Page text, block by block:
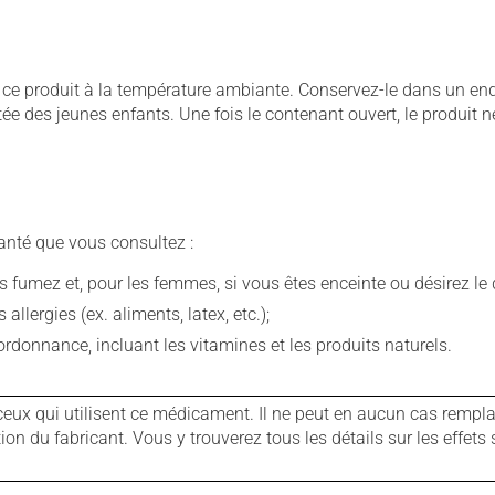
produit à la température ambiante. Conservez-le dans un
des jeunes enfants. Une fois le contenant ouvert, le produit
que vous consultez :
et, pour les femmes, si vous êtes enceinte ou désirez le
(ex. aliments, latex, etc.);
incluant les vitamines et les produits naturels.
qui utilisent ce médicament. Il ne peut en aucun cas
du fabricant. Vous y trouverez tous les détails sur les